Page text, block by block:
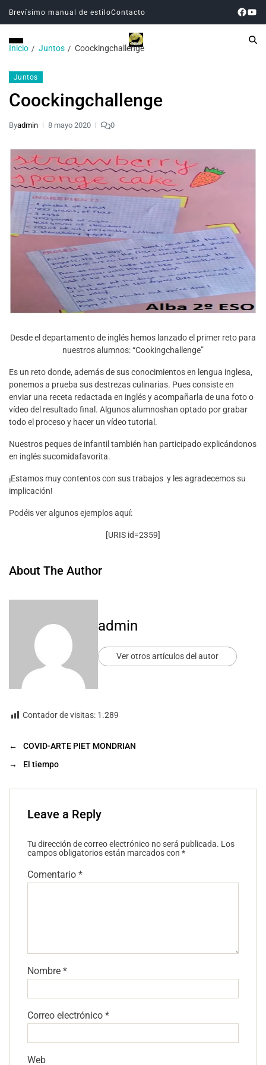
Brevísimo manual de estiloContacto
Inicio Juntos Coockingchallenge
Juntos
Coockingchallenge
Byadmin 8 mayo 2020 0
Desde el departamento de inglés hemos lanzado el primer reto para
nuestros alumnos: “Cookingchallenge”
Es un reto donde, además de sus conocimientos en lengua inglesa,
ponemos a prueba sus destrezas culinarias. Pues consiste en
enviar una receta redactada en inglés y acompañarla de una foto o
vídeo del resultado final. Algunos alumnoshan optado por grabar
todo el proceso y hacer un vídeo tutorial.
Nuestros peques de infantil también han participado explicándonos
en inglés sucomidafavorita.
¡Estamos muy contentos con sus trabajos y les agradecemos su
implicación!
Podéis ver algunos ejemplos aquí:
[URIS id=2359]
About The Author
admin
Ver otros artículos del autor
Contador de visitas: 1.289
←
COVID-ARTE PIET MONDRIAN
→
El tiempo
Leave a Reply
Tu dirección de correo electrónico no será publicada. Los
campos obligatorios están marcados con *
Comentario *
Nombre *
Correo electrónico *
Web